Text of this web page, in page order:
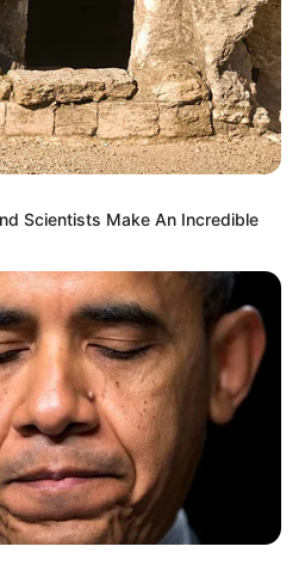
Scientists Make An Incredible